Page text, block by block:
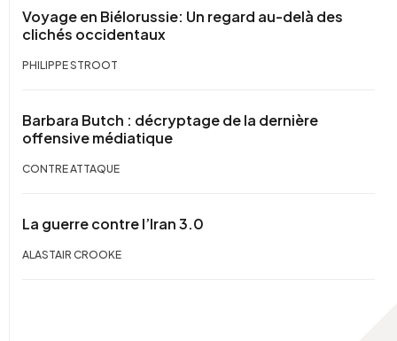
Voyage en Biélorussie: Un regard au-delà des
clichés occidentaux
PHILIPPE STROOT
Barbara Butch : décryptage de la dernière
offensive médiatique
CONTRE ATTAQUE
La guerre contre l’Iran 3.0
ALASTAIR CROOKE